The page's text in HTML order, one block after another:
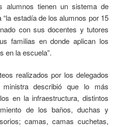
alumnos tienen un sistema de
“la estadía de los alumnos por 15
con sus docentes y tutores
familias en donde aplican los
en la escuela”.
realizados por los delegados
describió que lo más
en la infraestructura, distintos
de los baños, duchas y
camas, camas cuchetas,